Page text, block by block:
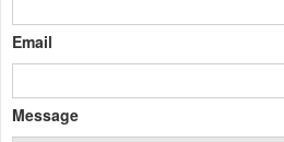
Email
Message